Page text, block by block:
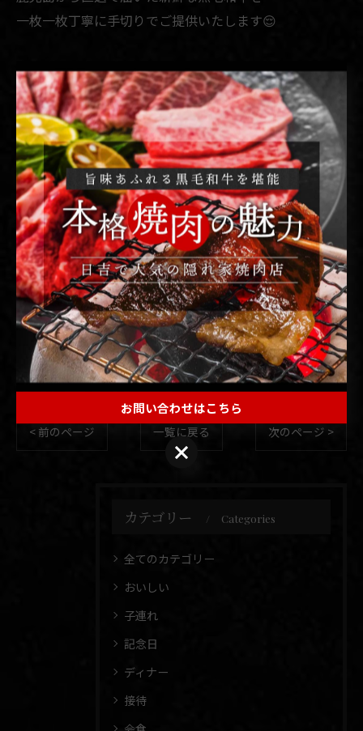
一枚一枚丁寧に手切りでご提供いたします😌
⋆˗˗˗˗˗˗˗˗˗˗⋆˗˗˗˗˗˗˗˗˗˗⋆˗˗˗˗˗˗˗˗˗˗⋆˗˗˗˗˗˗˗˗˗˗⋆˗˗˗˗˗˗˗˗˗˗⋆
焼肉 煉
17:00〜23:00 月曜定休
横浜市港北区日吉本町1-16-20武田ビル2𝖥
東急東横線 日吉駅徒歩3分
045-594-8129
⋆˗˗˗˗˗˗˗˗˗˗⋆˗˗˗˗˗˗˗˗˗˗⋆˗˗˗˗˗˗˗˗˗˗⋆˗˗˗˗˗˗˗˗˗˗⋆˗˗˗˗˗˗˗˗˗˗⋆
#すき焼き #焼肉煉 #精肉販売 #焼肉弁当 #ひとり焼肉 日
吉焼肉 日吉グルメ 日吉ディナー 東横線グルメ 東横線焼
肉 東横線
< 前のページ 一覧に戻る 次のページ >
カテゴリー Categories
全てのカテゴリー
おいしい
子連れ
記念日
ディナー
接待
お問い合わせはこちら